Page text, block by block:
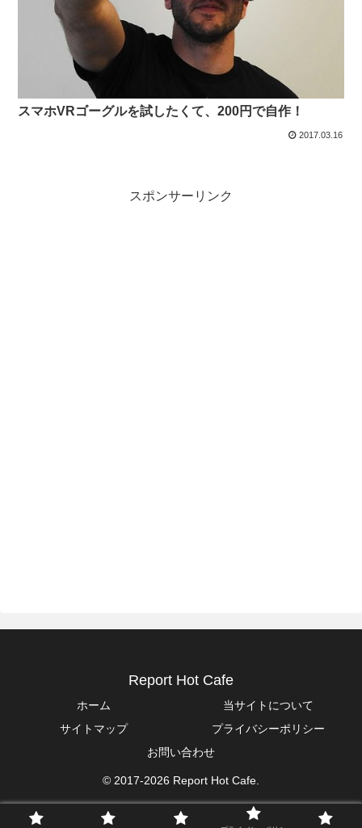
スマホVRゴーグルを試したくて、200円で自作！
2017.03.16
スポンサーリンク
Report Hot Cafe
ホーム
当サイトについて
サイトマップ
プライバシーポリシー
お問い合わせ
© 2017-2026 Report Hot Cafe.